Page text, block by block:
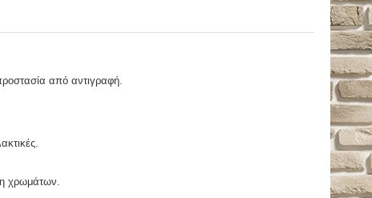
από αντιγραφή.
χρωμάτων.